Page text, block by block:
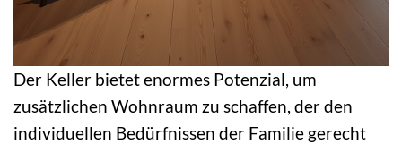
Der Keller bietet enormes Potenzial, um
zusätzlichen Wohnraum zu schaffen, der den
individuellen Bedürfnissen der Familie gerecht